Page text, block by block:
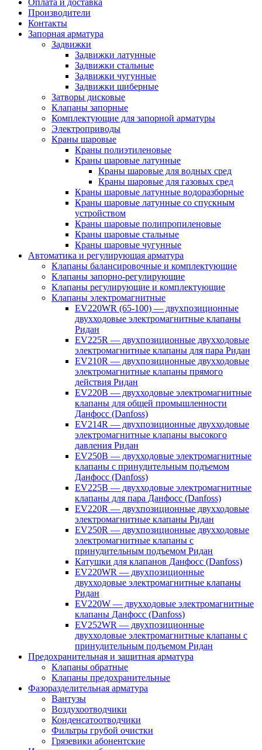
Оплата и доставка
Производители
Контакты
Запорная арматура
Задвижки
Задвижки латунные
Задвижки стальные
Задвижки чугунные
Задвижки шиберные
Затворы дисковые
Клапаны запорные
Комплектующие для запорной арматуры
Электроприводы
Краны шаровые
Краны полиэтиленовые
Краны шаровые латунные
Краны шаровые для водных сред
Краны шаровые для газовых сред
Краны шаровые латунные водоразборные
Краны шаровые латунные со спускным
устройством
Краны шаровые полипропиленовые
Краны шаровые стальные
Краны шаровые чугунные
Автоматика и регулирующая арматура
Клапаны балансировочные и комплектующие
Клапаны запорно-регулирующие
Клапаны регулирующие и комплектующие
Клапаны электромагнитные
EV220WR (65-100) — двухпозиционные
двухходовые электромагнитные клапаны
Ридан
EV225R — двухпозиционные двухходовые
электромагнитные клапаны для пара Ридан
EV210R — двухпозиционные двухходовые
электромагнитные клапаны прямого
действия Ридан
EV220B — двухходовые электромагнитные
клапаны для общей промышленности
Данфосс (Danfoss)
EV214R — двухпозиционные двухходовые
электромагнитные клапаны высокого
давления Ридан
EV250B — двухходовые электромагнитные
клапаны с принудительным подъемом
Данфосс (Danfoss)
EV225B — двухходовые электромагнитные
клапаны для пара Данфосс (Danfoss)
EV220R — двухпозиционные двухходовые
электромагнитные клапаны Ридан
EV250R — двухпозиционные двухходовые
электромагнитные клапаны с
принудительным подъемом Ридан
Катушки для клапанов Данфосс (Danfoss)
EV220WR — двухпозиционные
двухходовые электромагнитные клапаны
Ридан
EV220W — двухходовые электромагнитные
клапаны Данфосс (Danfoss)
EV252WR — двухпозиционные
двухходовые электромагнитные клапаны с
принудительным подъемом Ридан
Предохранительная и защитная арматура
Клапаны обратные
Клапаны предохранительные
Фазоразделительная арматура
Вантузы
Воздухоотводчики
Конденсатоотводчики
Фильтры грубой очистки
Грязевики абонентские